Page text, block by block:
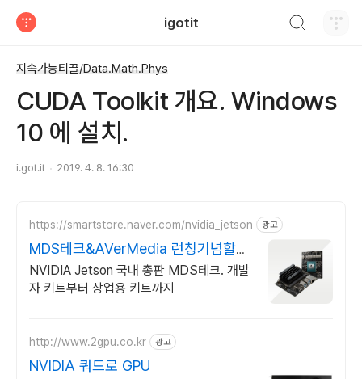
igotit
지속가능티끌/Data.Math.Phys
CUDA Toolkit 개요. Windows
10 에 설치.
i.got.it 2019. 4. 8. 16:30
https://smartstore.naver.com/nvidia_jetson 광고
MDS테크&AVerMedia 런칭기념할인
이벤트
NVIDIA Jetson 국내 총판 MDS테크. 개발
자 키트부터 상업용 키트까지
http://www.2gpu.co.kr 광고
NVIDIA 쿼드로 GPU